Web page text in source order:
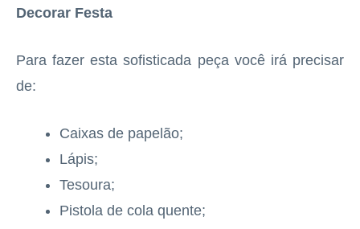
Decorar Festa
Para fazer esta sofisticada peça você irá precisar
de:
Caixas de papelão;
Lápis;
Tesoura;
Pistola de cola quente;